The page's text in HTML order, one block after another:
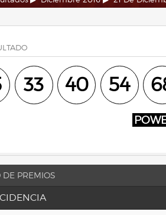
33 40 54
DE PREMIOS